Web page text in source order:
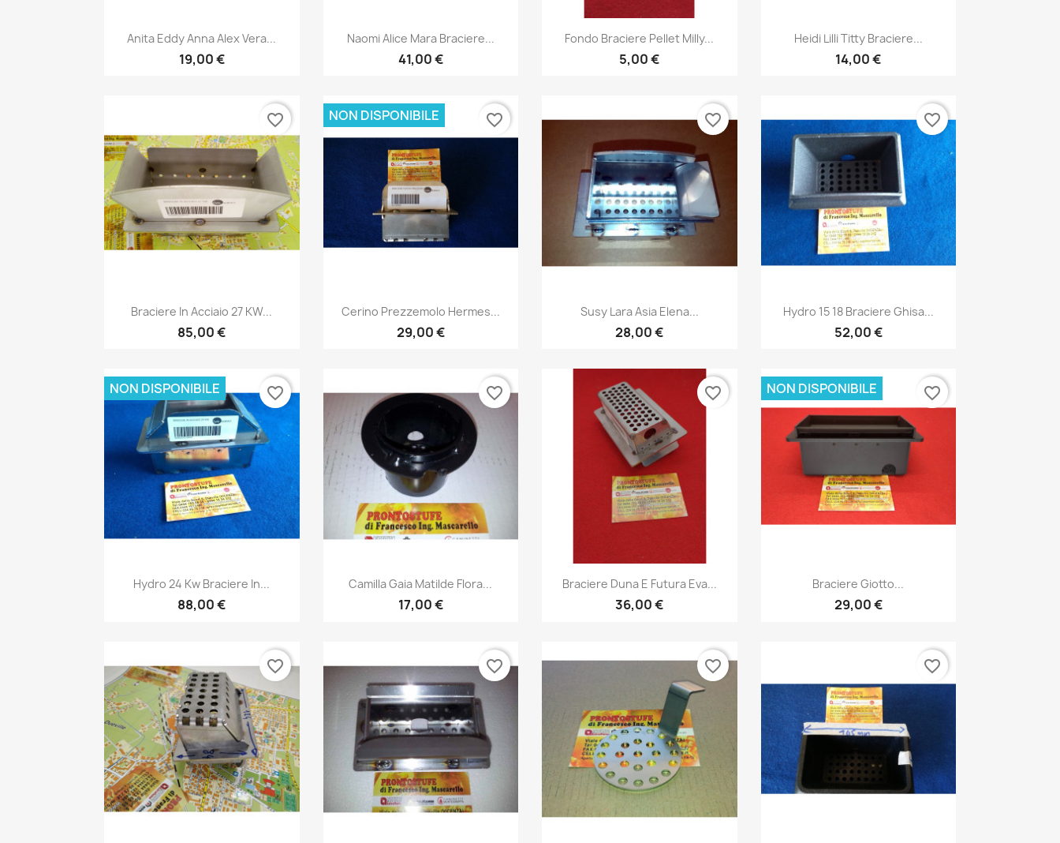
Anteprima
Anita Eddy Anna Alex Vera...
19,00 €
Anteprima
Naomi Alice Mara Braciere...
41,00 €
Anteprima
Fondo Braciere Pellet Milly...
5,00 €
Anteprima
Heidi Lilli Titty Braciere...
14,00 €
 Anteprima
Braciere In Acciaio 27 KW...
85,00 €
favorite_border
Anteprima
Cerino Prezzemolo Hermes...
29,00 €
NON DISPONIBILE favorite_border
 Anteprima
Susy Lara Asia Elena...
28,00 €
favorite_border
Anteprima
Hydro 15 18 Braciere Ghisa...
52,00 €
favorite_border
Anteprima
Hydro 24 Kw Braciere In...
88,00 €
NON DISPONIBILE favorite_border
Anteprima
Camilla Gaia Matilde Flora...
17,00 €
favorite_border
Anteprima
Braciere Duna E Futura Eva...
36,00 €
favorite_border
Anteprima
Braciere Giotto...
29,00 €
NON DISPONIBILE favorite_border
favorite_border favorite_border favorite_border favorite_border